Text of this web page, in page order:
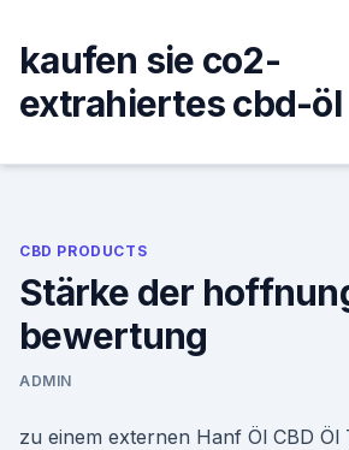
content
kaufen sie co2-
extrahiertes cbd-öl
CBD PRODUCTS
Stärke der
bewertung
ADMIN
zu einem externen Hanf Öl CBD Öl